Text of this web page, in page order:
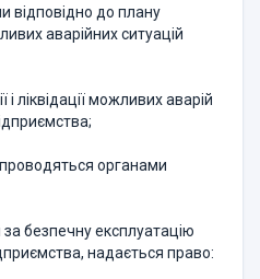
відповідно до плану
аварійних ситуацій
і ліквідації можливих аварій
органами
за безпечну експлуатацію
надається право: